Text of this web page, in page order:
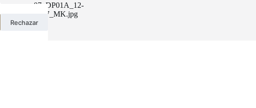
Rechazar
07_DP01A_12-
1987_MK.jpg